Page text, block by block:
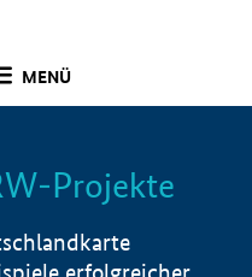
MENÜ
Info
Projekte